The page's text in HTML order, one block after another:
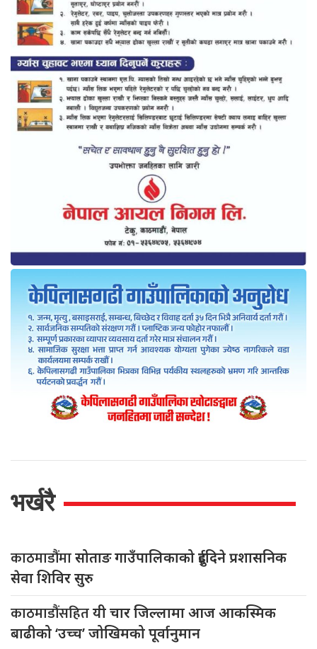
भर्खरै
काठमाडौंमासोताङ गाउँपालिकाको दुईदिने प्रशासनिक
सेवा शिविर सुरु
काठमाडौंसहितयी चार जिल्लामा आज आकस्मिक
बाढीको ‘उच्च’ जोखिमको पूर्वानुमान